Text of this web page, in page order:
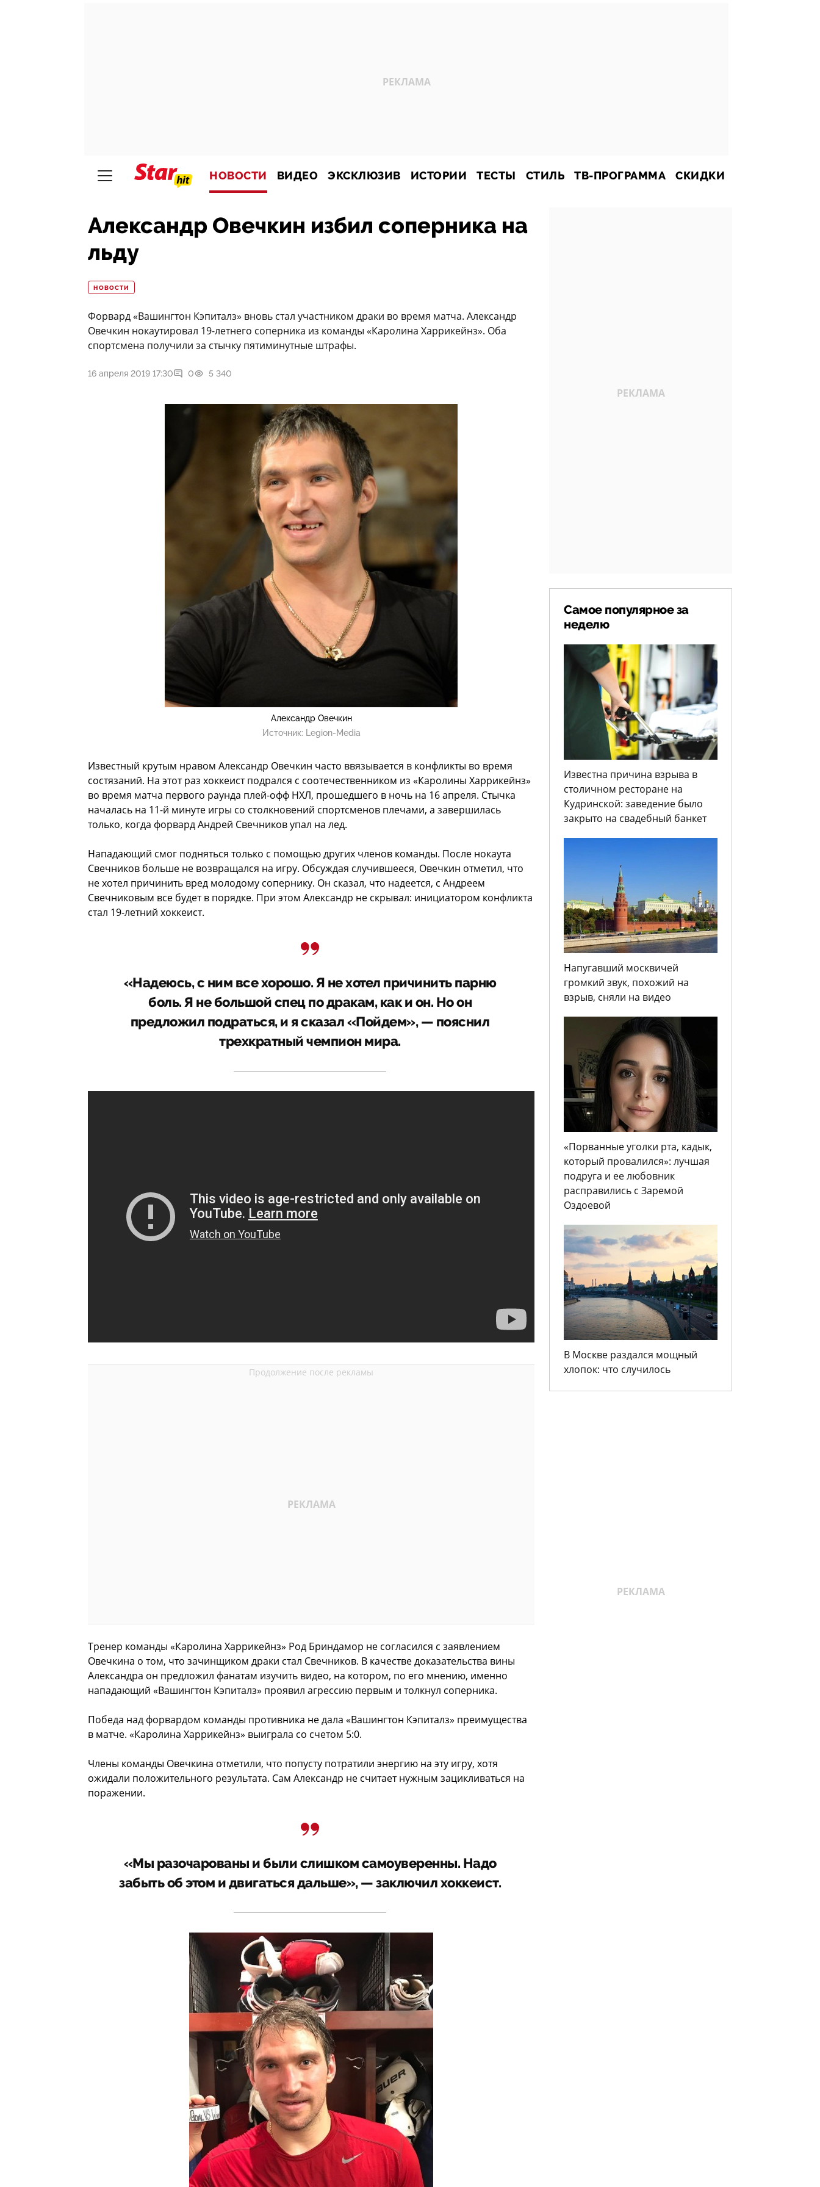
НОВОСТИ ВИДЕО ЭКСКЛЮЗИВ ИСТОРИИ ТЕСТЫ СТИЛЬ ТВ-ПРОГРАММА СКИДКИ
Александр Овечкин избил соперника на
льду
НОВОСТИ
Форвард «Вашингтон Кэпиталз» вновь стал участником драки во время матча. Александр
Овечкин нокаутировал 19-летнего соперника из команды «Каролина Харрикейнз». Оба
спортсмена получили за стычку пятиминутные штрафы.
16 апреля 2019 17:30 0 5 340
Александр Овечкин
Источник:
Legion-Media
Известный крутым нравом Александр Овечкин часто ввязывается в конфликты во время
состязаний. На этот раз хоккеист подрался с соотечественником из «Каролины Харрикейнз»
во время матча первого раунда плей-офф НХЛ, прошедшего в ночь на 16 апреля. Стычка
началась на 11-й минуте игры со столкновений спортсменов плечами, а завершилась
только, когда форвард Андрей Свечников упал на лед.
Нападающий смог подняться только с помощью других членов команды. После нокаута
Свечников больше не возвращался на игру. Обсуждая случившееся, Овечкин отметил, что
не хотел причинить вред молодому сопернику. Он сказал, что надеется, с Андреем
Свечниковым все будет в порядке. При этом Александр не скрывал: инициатором конфликта
стал 19-летний хоккеист.
«Надеюсь, с ним все хорошо. Я не хотел причинить парню
боль. Я не большой спец по дракам, как и он. Но он
предложил подраться, и я сказал «Пойдем», — пояснил
трехкратный чемпион мира.
Тренер команды «Каролина Харрикейнз» Род Бриндамор не согласился с заявлением
Овечкина о том, что зачинщиком драки стал Свечников. В качестве доказательства вины
Александра он предложил фанатам изучить видео, на котором, по его мнению, именно
нападающий «Вашингтон Кэпиталз» проявил агрессию первым и толкнул соперника.
Победа над форвардом команды противника не дала «Вашингтон Кэпиталз» преимущества
в матче. «Каролина Харрикейнз» выиграла со счетом 5:0.
Члены команды Овечкина отметили, что попусту потратили энергию на эту игру, хотя
ожидали положительного результата. Сам Александр не считает нужным зацикливаться на
поражении.
«Мы разочарованы и были слишком самоуверенны. Надо
забыть об этом и двигаться дальше», — заключил хоккеист.
Самое популярное за
неделю
Известна причина взрыва в
столичном ресторане на
Кудринской: заведение было
закрыто на свадебный банкет
Напугавший москвичей
громкий звук, похожий на
взрыв, сняли на видео
«Порванные уголки рта, кадык,
который провалился»: лучшая
подруга и ее любовник
расправились с Заремой
Оздоевой
В Москве раздался мощный
хлопок: что случилось